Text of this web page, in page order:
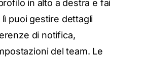
in alto a destra e fai
puoi gestire dettagli
di notifica,
del team. Le